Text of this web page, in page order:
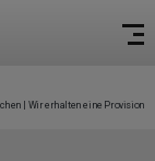
| Wir erhalten eine Provision